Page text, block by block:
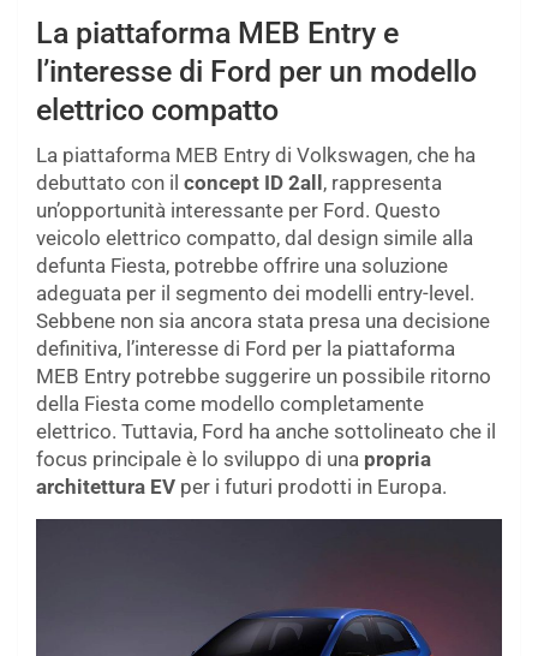
La piattaforma MEB Entry e
l’interesse di Ford per un modello
elettrico compatto
La piattaforma MEB Entry di Volkswagen, che ha
debuttato con il concept ID 2all, rappresenta
un’opportunità interessante per Ford. Questo
veicolo elettrico compatto, dal design simile alla
defunta Fiesta, potrebbe offrire una soluzione
adeguata per il segmento dei modelli entry-level.
Sebbene non sia ancora stata presa una decisione
definitiva, l’interesse di Ford per la piattaforma
MEB Entry potrebbe suggerire un possibile ritorno
della Fiesta come modello completamente
elettrico. Tuttavia, Ford ha anche sottolineato che il
focus principale è lo sviluppo di una propria
architettura EV per i futuri prodotti in Europa.